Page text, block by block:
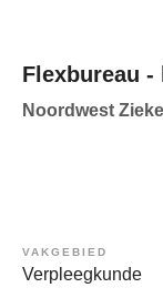
Flexbureau -
Noordwest
VAKGEBIED
Verpleegkunde